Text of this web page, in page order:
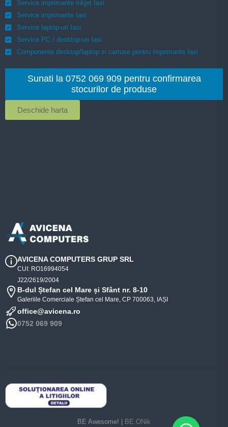
AVICENA COMPUTERS GRUP SRL
CUI: RO16994054
J22/2619/2004
B-dul Ștefan cel Mare și Sfânt nr. 8-10
Galeriile Comerciale Ștefan cel Mare, CP 700063, IAȘI
office@avicena.ro
0752 069 909
Service imprimante inkjet Iasi
Service imprimante Iasi
Service laptop-uri Iasi
Service PC / desktop-uri Iasi
Componente desktop/laptop si cartuse pentru imprimante Iasi
Sunati la 0752 069 909 pentru confirmarea
stocurilor de produse
Deschide harta
BE Awesome! | BE.ONik